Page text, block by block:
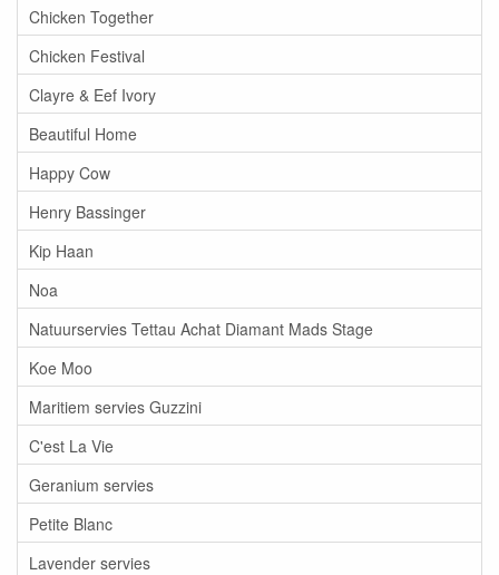
Chicken Together
Chicken Festival
Clayre & Eef Ivory
Beautiful Home
Happy Cow
Henry Bassinger
Kip Haan
Noa
Natuurservies Tettau Achat Diamant Mads Stage
Koe Moo
Maritiem servies Guzzini
C'est La Vie
Geranium servies
Petite Blanc
Lavender servies